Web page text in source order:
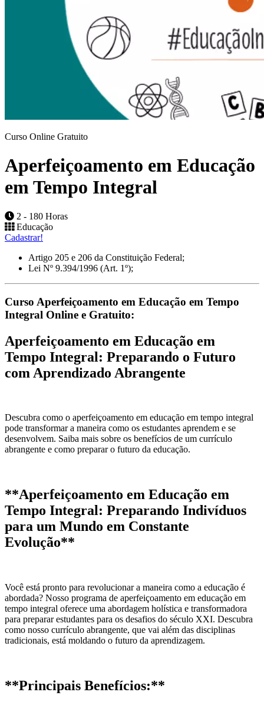
Curso Online Gratuito
Aperfeiçoamento em Educação
em Tempo Integral
2 - 180 Horas
Educação
Cadastrar!
Artigo 205 e 206 da Constituição Federal;
Lei Nº 9.394/1996 (Art. 1º);
Curso Aperfeiçoamento em Educação em Tempo
Integral Online e Gratuito:
Aperfeiçoamento em Educação em
Tempo Integral: Preparando o Futuro
com Aprendizado Abrangente
Descubra como o aperfeiçoamento em educação em tempo integral
pode transformar a maneira como os estudantes aprendem e se
desenvolvem. Saiba mais sobre os benefícios de um currículo
abrangente e como preparar o futuro da educação.
**Aperfeiçoamento em Educação em
Tempo Integral: Preparando Indivíduos
para um Mundo em Constante
Evolução**
Você está pronto para revolucionar a maneira como a educação é
abordada? Nosso programa de aperfeiçoamento em educação em
tempo integral oferece uma abordagem holística e transformadora
para preparar estudantes para os desafios do século XXI. Descubra
como nosso currículo abrangente, que vai além das disciplinas
tradicionais, está moldando o futuro da aprendizagem.
**Principais Benefícios:**